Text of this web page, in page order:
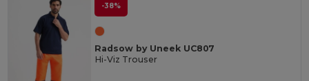
-38%
Radsow by Uneek UC807
Hi-Viz Trouser